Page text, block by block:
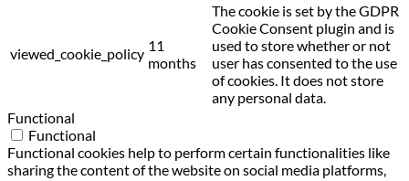
viewed_cookie_policy 11
months
The cookie is set by the GDPR
Cookie Consent plugin and is
used to store whether or not
user has consented to the use
of cookies. It does not store
any personal data.
Functional
Functional
Functional cookies help to perform certain functionalities like
sharing the content of the website on social media platforms,